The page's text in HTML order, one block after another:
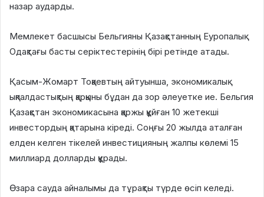
назар аударды.
Мемлекет басшысы Бельгияны Қазақстанның Еуропалық
Одақтағы басты серіктестерінің бірі ретінде атады.
Қасым-Жомарт Тоқаевтың айтуынша, экономикалық
ықпалдастықтың қарқыны бұдан да зор әлеуетке ие. Бельгия
Қазақстан экономикасына қаржы құйған 10 жетекші
инвестордың қатарына кіреді. Соңғы 20 жылда аталған
елден келген тікелей инвестицияның жалпы көлемі 15
миллиард долларды құрады.
Өзара сауда айналымы да тұрақты түрде өсіп келеді.